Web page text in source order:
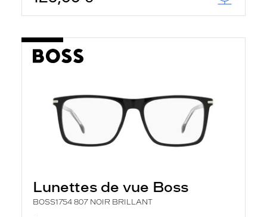
Lunettes de vue Boss
BOSS1754 807 NOIR BRILLANT